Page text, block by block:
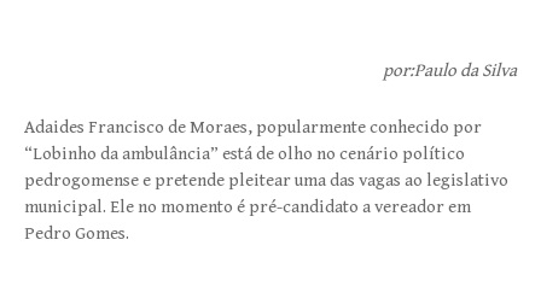
por:Paulo da Silva
Adaides Francisco de Moraes, popularmente conhecido por
“Lobinho da ambulância” está de olho no cenário político
pedrogomense e pretende pleitear uma das vagas ao legislativo
municipal. Ele no momento é pré-candidato a vereador em
Pedro Gomes.